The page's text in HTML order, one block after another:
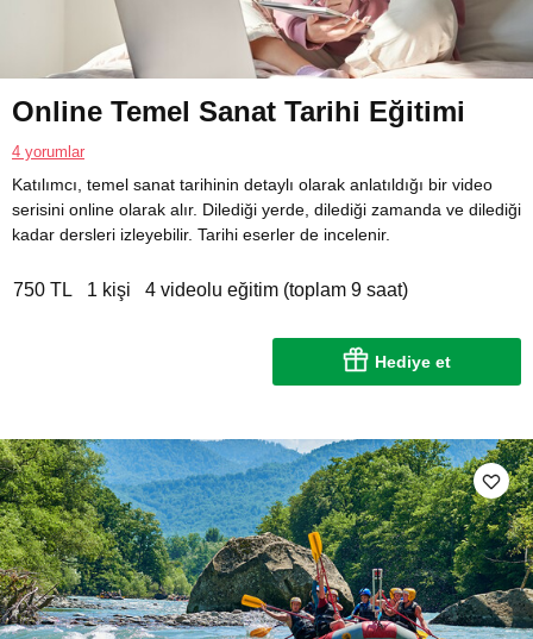
Online Temel Sanat Tarihi Eğitimi
4 yorumlar
Katılımcı, temel sanat tarihinin detaylı olarak anlatıldığı bir video
serisini online olarak alır. Dilediği yerde, dilediği zamanda ve dilediği
kadar dersleri izleyebilir. Tarihi eserler de incelenir.
750 TL 1 kişi 4 videolu eğitim (toplam 9 saat)
Hediye et